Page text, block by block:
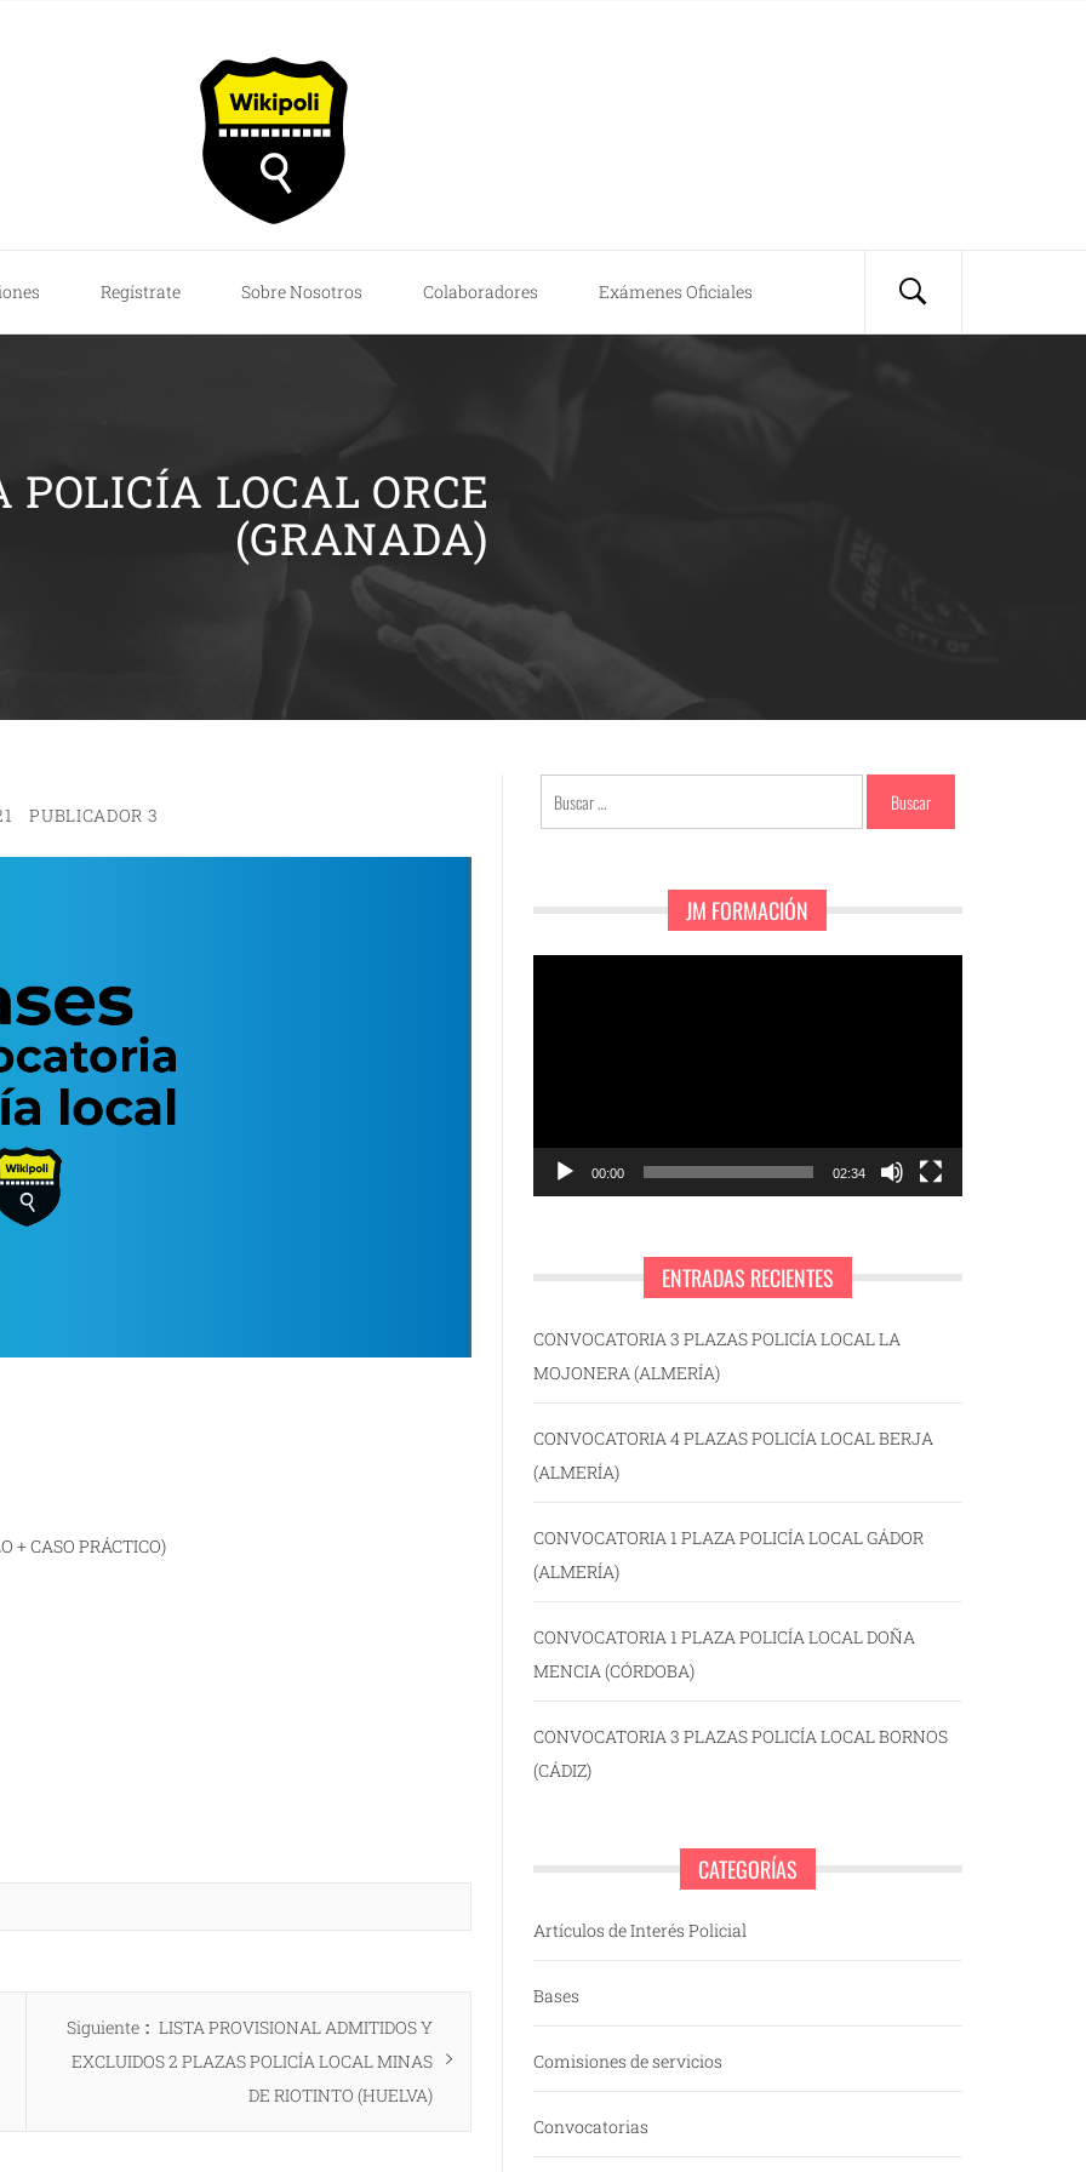
Regístrate Sobre Nosotros Colaboradores Exámenes Oficiales
POLICÍA LOCAL ORCE
(GRANADA)
PUBLICADOR 3
+ CASO PRÁCTICO)
Siguiente
Entrada
siguiente:
LISTA PROVISIONAL ADMITIDOS Y
EXCLUIDOS 2 PLAZAS POLICÍA LOCAL MINAS
DE RIOTINTO (HUELVA)
Buscar:
JM FORMACIÓN
00:00 02:34
ENTRADAS RECIENTES
CONVOCATORIA 3 PLAZAS POLICÍA LOCAL LA
MOJONERA (ALMERÍA)
CONVOCATORIA 4 PLAZAS POLICÍA LOCAL BERJA
(ALMERÍA)
CONVOCATORIA 1 PLAZA POLICÍA LOCAL GÁDOR
(ALMERÍA)
CONVOCATORIA 1 PLAZA POLICÍA LOCAL DOÑA
MENCIA (CÓRDOBA)
CONVOCATORIA 3 PLAZAS POLICÍA LOCAL BORNOS
(CÁDIZ)
CATEGORÍAS
Artículos de Interés Policial
Bases
Comisiones de servicios
Convocatorias